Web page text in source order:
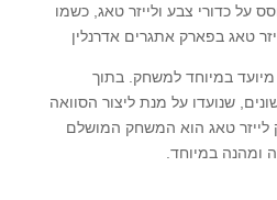
על כדורי צבע ולייזר טאג, כשמו
טאג בפארק אתגרים אדרנלין
במיוחד למשחק. בתוך
שנועדו על מנת ליצור הסוואה
לייזר טאג הוא המשחק המושלם
ומהנה במיוחד.